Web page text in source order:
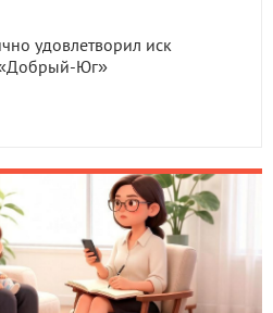
удовлетворил иск
«Добрый-Юг»